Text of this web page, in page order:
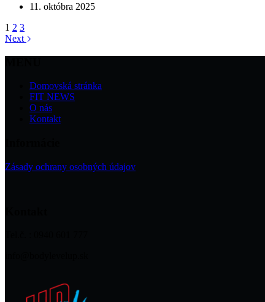
11. októbra 2025
1 2 3
Next
Domovská stránka
FIT NEWS
O nás
Kontakt
Zásady ochrany osobných údajov